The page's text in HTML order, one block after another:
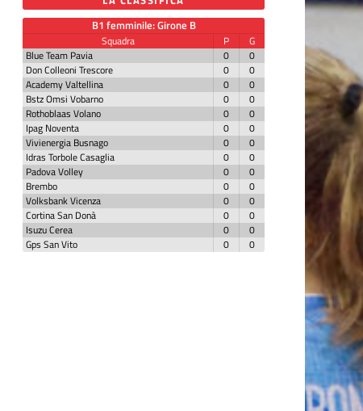
B1 femminile: Girone B
Squadra P
G
Blue Team Pavia
0
0
Don Colleoni Trescore
0
0
Academy Valtellina
0
0
Bstz Omsi Vobarno
0
0
Rothoblaas Volano
0
0
Ipag Noventa
0
0
Vivienergia Busnago
0
0
Idras Torbole Casaglia
0
0
Padova Volley
0
0
Brembo
0
0
Volksbank Vicenza
0
0
Cortina San Donà
0
0
Isuzu Cerea
0
0
Gps San Vito
0 0